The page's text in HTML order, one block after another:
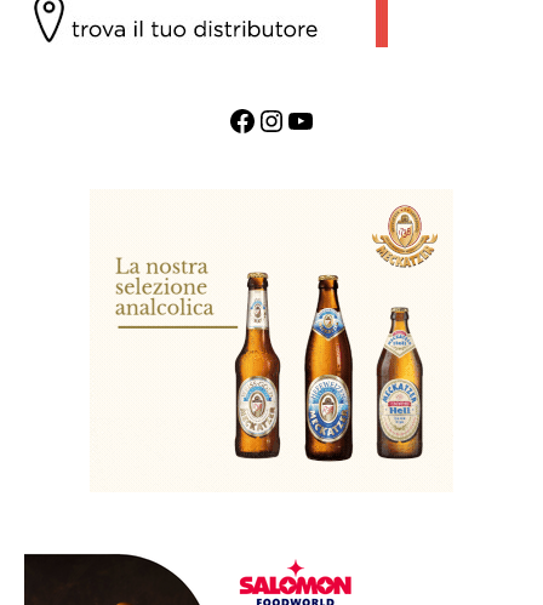
Facebook InstagramYouTube